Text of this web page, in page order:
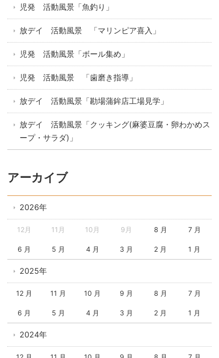
児発 活動風景「魚釣り」
放デイ 活動風景 「マリンピア喜入」
児発 活動風景「ボール集め」
児発 活動風景 「歯磨き指導」
放デイ 活動風景「勘場蒲鉾店工場見学」
放デイ 活動風景「クッキング(麻婆豆腐・卵わかめス
ープ・サラダ)」
アーカイブ
2026年
12月 11月 10月 9月 8 月 7 月
6 月 5 月 4 月 3 月 2 月 1 月
2025年
12 月 11 月 10 月 9 月 8 月 7 月
6 月 5 月 4 月 3 月 2 月 1 月
2024年